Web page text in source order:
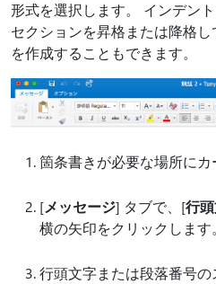
形式を選択します。 インデン
セクションを昇格または降格
を作成することもできます。
箇条書きが必要な場所にカ
[メッセージ] タブで、[行
横の矢印をクリックします。
行頭文字または段落番号